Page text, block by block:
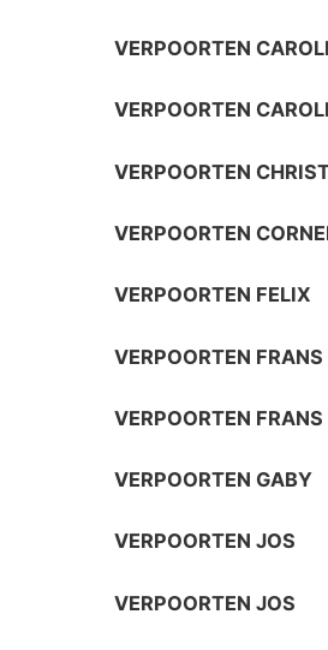
VERPOORTEN
VERPOORTEN
VERPOORTEN
VERPOORTEN
VERPOORTEN FELIX
VERPOORTEN FRANS
VERPOORTEN FRANS
VERPOORTEN GABY
VERPOORTEN JOS
VERPOORTEN JOS